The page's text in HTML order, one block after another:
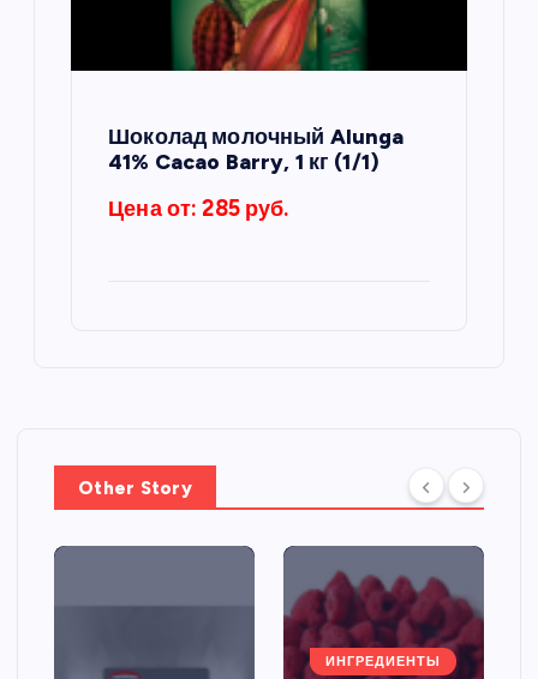
Шоколад молочный Alunga
41% Cacao Barry, 1 кг (1/1)
Цена от: 285 руб.
Other Story
ИНГРЕДИЕНТЫ